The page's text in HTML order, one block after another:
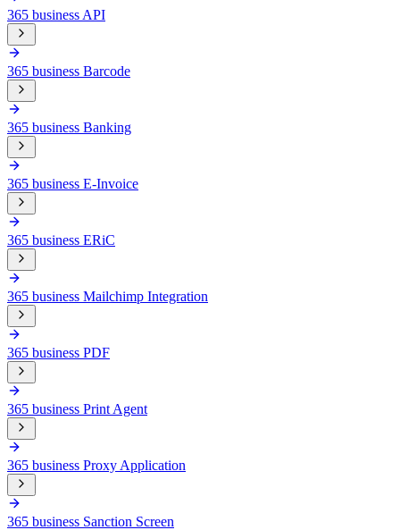
365 business API
365 business Barcode
365 business Banking
365 business E-Invoice
365 business ERiC
365 business Mailchimp Integration
365 business PDF
365 business Print Agent
365 business Proxy Application
365 business Sanction Screen